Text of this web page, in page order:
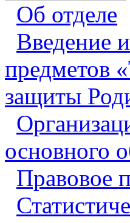
Об отделе
Введение
предметов
защиты
основного
Правовое